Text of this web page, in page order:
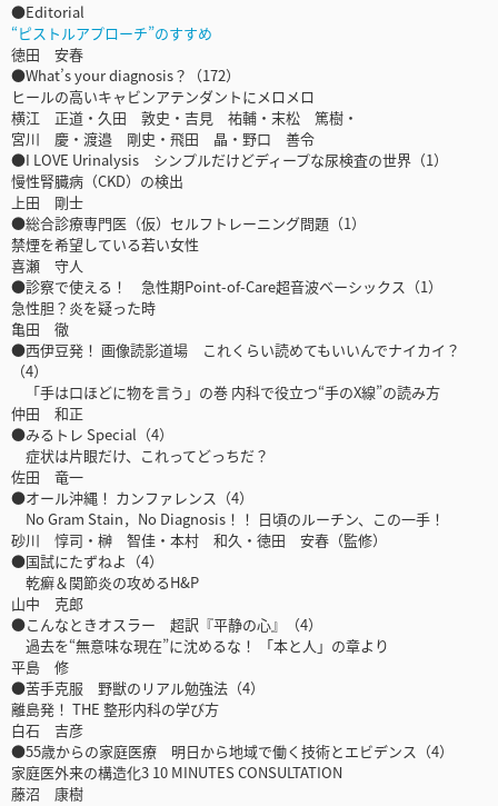
●Editorial
“ピストルアプローチ”のすすめ
徳田 安春
●What’s your diagnosis？（172）
ヒールの高いキャビンアテンダントにメロメロ
横江 正道・久田 敦史・吉見 祐輔・末松 篤樹・
宮川 慶・渡邉 剛史・飛田 晶・野口 善令
●I LOVE Urinalysis シンプルだけどディープな尿検査の世界（1）
慢性腎臓病（CKD）の検出
上田 剛士
●総合診療専門医（仮）セルフトレーニング問題（1）
禁煙を希望している若い女性
喜瀬 守人
●診察で使える！ 急性期Point-of-Care超音波ベーシックス（1）
急性胆？炎を疑った時
亀田 徹
●西伊豆発！ 画像読影道場 これくらい読めてもいいんでナイカイ？
（4）
「手は口ほどに物を言う」の巻 内科で役立つ“手のX線”の読み方
仲田 和正
●みるトレ Special（4）
症状は片眼だけ、これってどっちだ？
佐田 竜一
●オール沖縄！ カンファレンス（4）
No Gram Stain，No Diagnosis！！ 日頃のルーチン、この一手！
砂川 惇司・榊 智佳・本村 和久・徳田 安春（監修）
●国試にたずねよ（4）
乾癬＆関節炎の攻めるH&P
山中 克郎
●こんなときオスラー 超訳『平静の心』（4）
過去を“無意味な現在”に沈めるな！ 「本と人」の章より
平島 修
●苦手克服 野獣のリアル勉強法（4）
離島発！ THE 整形内科の学び方
白石 吉彦
●55歳からの家庭医療 明日から地域で働く技術とエビデンス（4）
家庭医外来の構造化3 10 MINUTES CONSULTATION
藤沼 康樹